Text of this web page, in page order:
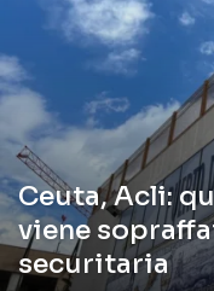
Ceuta, Acli:
viene
securitaria